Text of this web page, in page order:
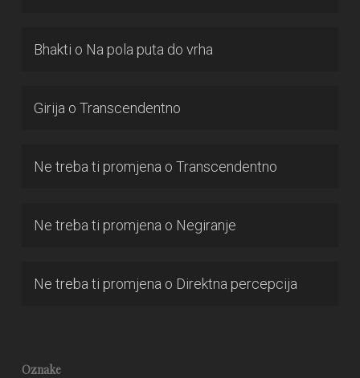
Bhakti o Na pola puta do vrha
Girija o Transcendentno
Ne treba ti promjena o Transcendentno
Ne treba ti promjena o Negiranje
Ne treba ti promjena o Direktna percepcija
Oznake